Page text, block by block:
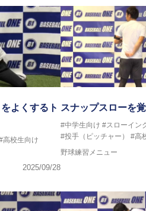
よくするト
高校生向け
2025/09/28
スナップスローを
#中学生向け #スローイン
#投手（ピッチャー）
#高
野球練習メニュー